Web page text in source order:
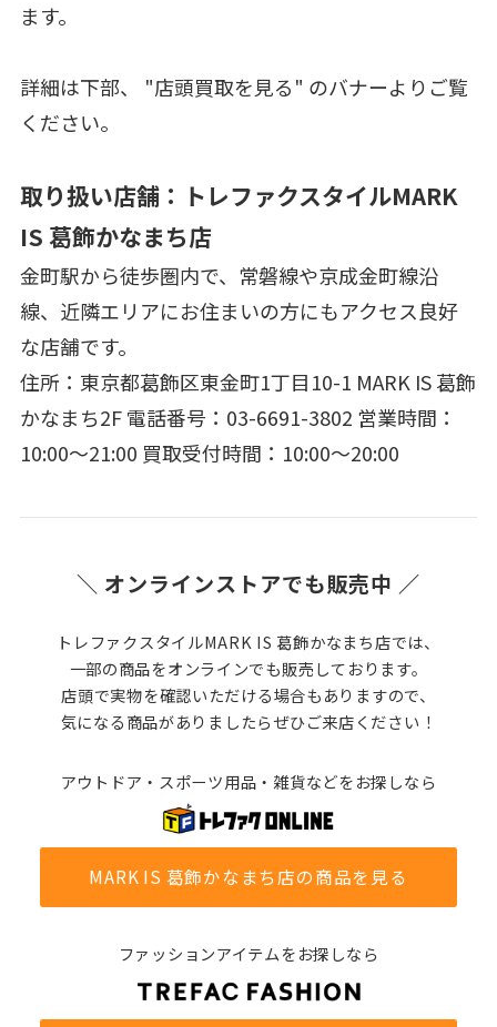
ます。
詳細は下部、 "店頭買取を見る" のバナーよりご覧
ください。
取り扱い店舗：トレファクスタイルMARK
IS 葛飾かなまち店
金町駅から徒歩圏内で、常磐線や京成金町線沿
線、近隣エリアにお住まいの方にもアクセス良好
な店舗です。
住所：東京都葛飾区東金町1丁目10-1 MARK IS 葛飾
かなまち2F 電話番号：03-6691-3802 営業時間：
10:00～21:00 買取受付時間：10:00～20:00
＼ オンラインストアでも販売中 ／
トレファクスタイルMARK IS 葛飾かなまち店では、
一部の商品をオンラインでも販売しております。
店頭で実物を確認いただける場合もありますので、
気になる商品がありましたらぜひご来店ください！
アウトドア・スポーツ用品・雑貨などをお探しなら
MARK IS 葛飾かなまち店の商品を見る
ファッションアイテムをお探しなら